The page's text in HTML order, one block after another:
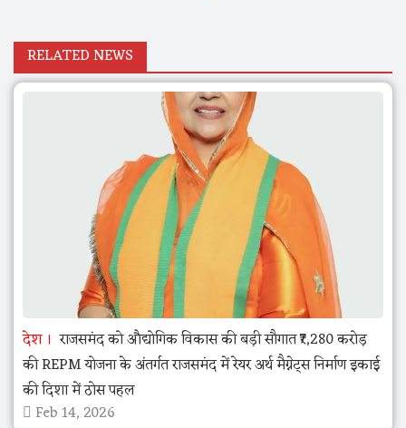
RELATED NEWS
देश
राजसमंद को औद्योगिक विकास की बड़ी सौगात ₹7,280 करोड़
की REPM योजना के अंतर्गत राजसमंद में रेयर अर्थ मैग्नेट्स निर्माण इकाई
की दिशा में ठोस पहल
Feb 14, 2026